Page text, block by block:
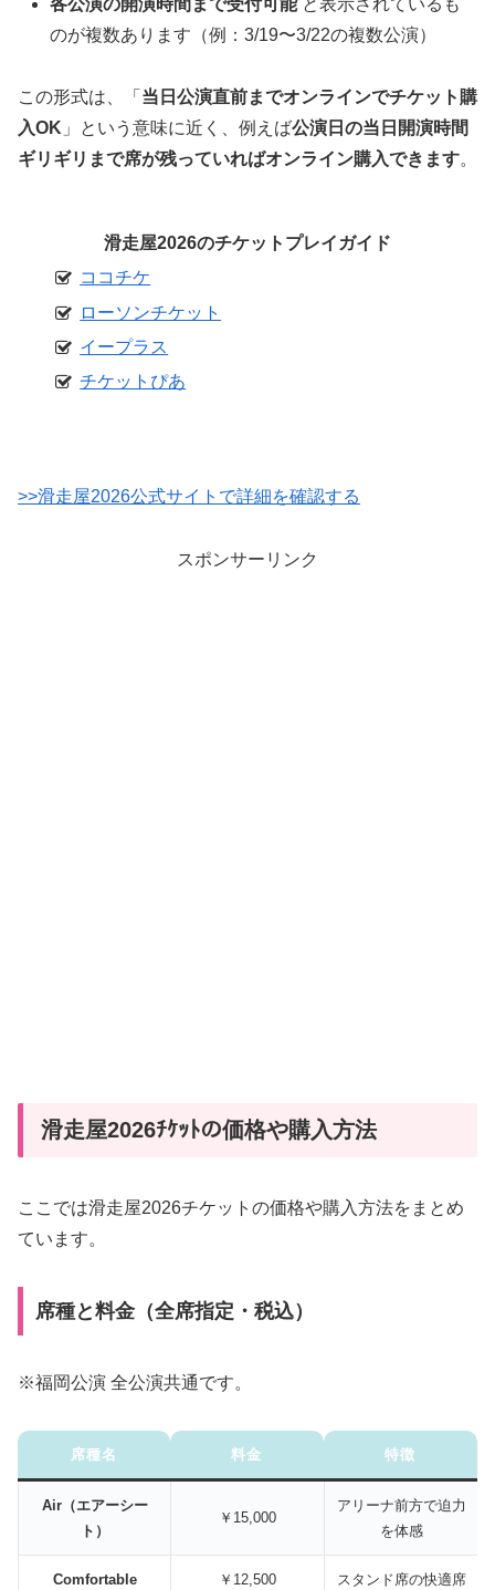
のが複数あります（例：3/19〜3/22の複数公演）
この形式は、「 当日公演直前までオンラインでチケット購
入OK 」という意味に近く、例えば公演日の当日開演時間
ギリギリまで席が残っていればオンライン購入できます。
滑走屋2026のチケットプレイガイド
ココチケ
ローソンチケット
イープラス
チケットぴあ
>>滑走屋2026公式サイトで詳細を確認する
スポンサーリンク
滑走屋2026ﾁｹｯﾄの価格や購入方法
ここでは滑走屋2026チケットの価格や購入方法をまとめ
ています。
席種と料金（全席指定・税込）
※福岡公演 全公演共通です。
席種名 料金 特徴
Air（エアーシー
ト）
￥15,000
アリーナ前方で迫力
を体感
Comfortable ￥12,500 スタンド席の快適席